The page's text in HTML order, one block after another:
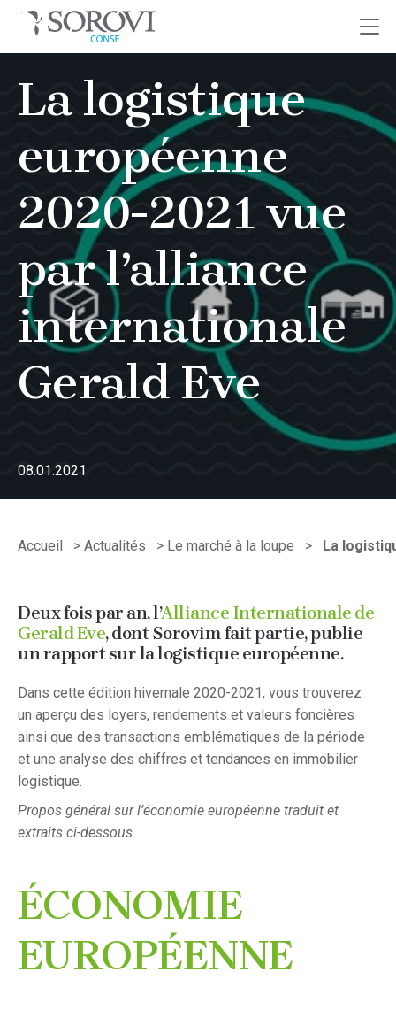
contenu
La logistique
européenne
2020-2021 vue
par l’alliance
internationale
Gerald Eve
08.01.2021
Accueil > Actualités > Le marché à la loupe > La
Deux fois par an, l’Alliance Internationale de
Gerald Eve, dont Sorovim fait partie, publie
un rapport sur la logistique européenne.
Dans cette édition hivernale 2020-2021, vous trouverez
un aperçu des loyers, rendements et valeurs foncières
ainsi que des transactions emblématiques de la période
et une analyse des chiffres et tendances en immobilier
logistique.
Propos général sur l’économie européenne traduit et
extraits ci-dessous.
ÉCONOMIE
EUROPÉENNE